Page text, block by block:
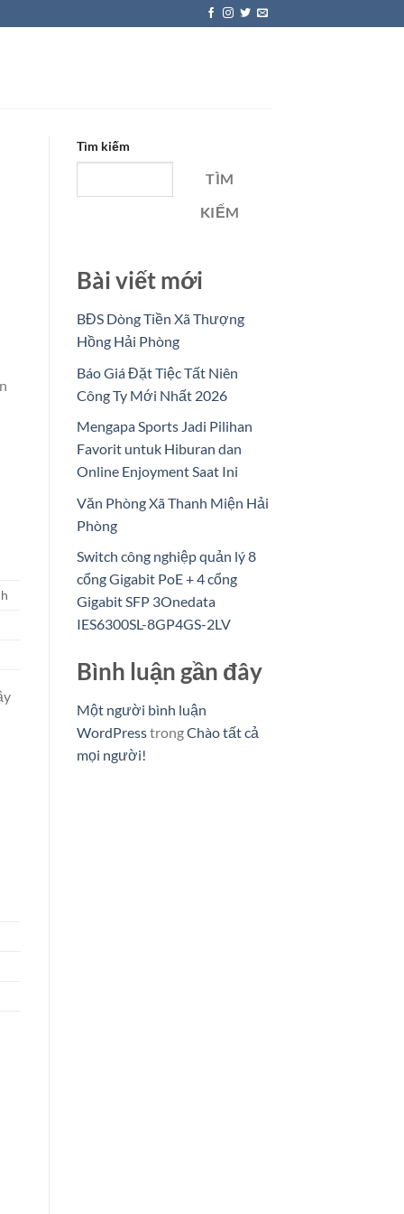
Tìm kiếm
TÌM
KIẾM
Bài viết mới
BĐS Dòng Tiền Xã Thượng
Hồng Hải Phòng
Báo Giá Đặt Tiệc Tất Niên
Công Ty Mới Nhất 2026
Mengapa Sports Jadi Pilihan
Favorit untuk Hiburan dan
Online Enjoyment Saat Ini
Văn Phòng Xã Thanh Miện Hải
Phòng
Switch công nghiệp quản lý 8
cổng Gigabit PoE + 4 cổng
Gigabit SFP 3Onedata
IES6300SL-8GP4GS-2LV
Bình luận gần đây
Một người bình luận
WordPresstrongChào tất cả
mọi người!